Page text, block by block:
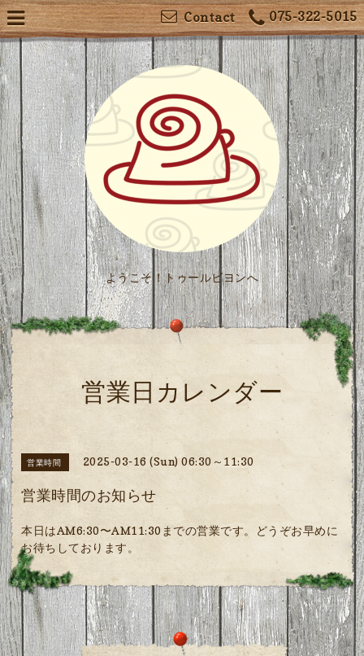
075-322-5015
Contact
ようこそ！トゥールビヨンへ
営業日カレンダー
営業時間 2025-03-16 (Sun) 06:30～11:30
営業時間のお知らせ
本日はAM6:30〜AM11:30までの営業です。どうぞお早めに
お待ちしております。